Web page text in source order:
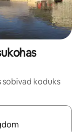
koduks
nooleklahvidega või